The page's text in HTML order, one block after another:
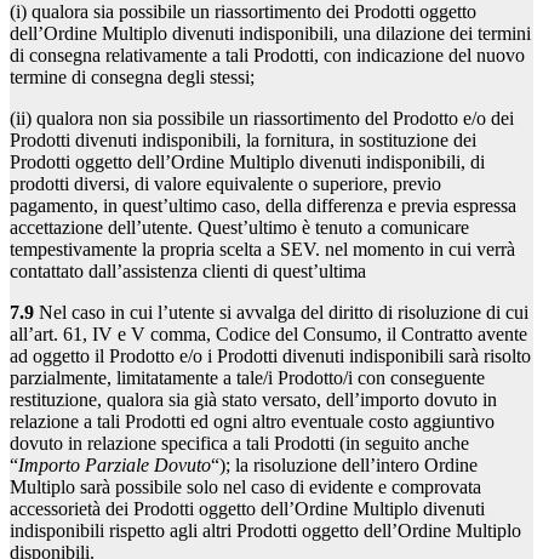
(i) qualora sia possibile un riassortimento dei Prodotti oggetto
dell’Ordine Multiplo divenuti indisponibili, una dilazione dei termini
di consegna relativamente a tali Prodotti, con indicazione del nuovo
termine di consegna degli stessi;
(ii) qualora non sia possibile un riassortimento del Prodotto e/o dei
Prodotti divenuti indisponibili, la fornitura, in sostituzione dei
Prodotti oggetto dell’Ordine Multiplo divenuti indisponibili, di
prodotti diversi, di valore equivalente o superiore, previo
pagamento, in quest’ultimo caso, della differenza e previa espressa
accettazione dell’utente. Quest’ultimo è tenuto a comunicare
tempestivamente la propria scelta a SEV. nel momento in cui verrà
contattato dall’assistenza clienti di quest’ultima
7.9 Nel caso in cui l’utente si avvalga del diritto di risoluzione di cui
all’art. 61, IV e V comma, Codice del Consumo, il Contratto avente
ad oggetto il Prodotto e/o i Prodotti divenuti indisponibili sarà risolto
parzialmente, limitatamente a tale/i Prodotto/i con conseguente
restituzione, qualora sia già stato versato, dell’importo dovuto in
relazione a tali Prodotti ed ogni altro eventuale costo aggiuntivo
dovuto in relazione specifica a tali Prodotti (in seguito anche
“Importo Parziale Dovuto“); la risoluzione dell’intero Ordine
Multiplo sarà possibile solo nel caso di evidente e comprovata
accessorietà dei Prodotti oggetto dell’Ordine Multiplo divenuti
indisponibili rispetto agli altri Prodotti oggetto dell’Ordine Multiplo
disponibili.